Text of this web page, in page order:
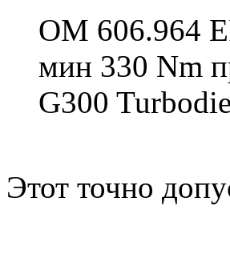
OM 606.964
мин 330 Nm
G300
Этот точно